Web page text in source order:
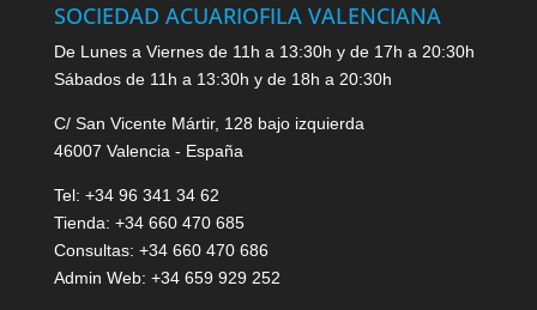
SOCIEDAD ACUARIOFILA VALENCIANA
De Lunes a Viernes de 11h a 13:30h y de 17h a 20:30h
Sábados de 11h a 13:30h y de 18h a 20:30h
C/ San Vicente Mártir, 128 bajo izquierda
46007 Valencia - España
Tel: +34 96 341 34 62
Tienda: +34 660 470 685
Consultas: +34 660 470 686
Admin Web: +34 659 929 252